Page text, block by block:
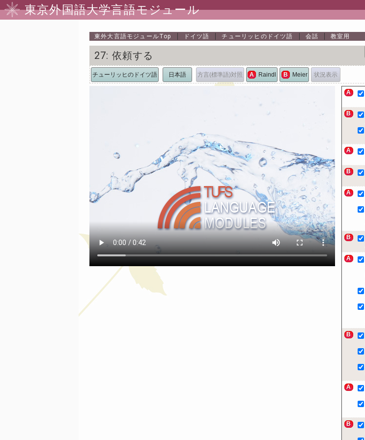
東京外国語大学言語モジュール
東外大言語モジュールTop ドイツ語 チューリッヒのドイツ語 会話 教室用
27: 依頼する
状況表示
チューリッヒのドイツ語 日本語 方言(標準語)対照 A Raindl B Meier
A
B
A
B
A
B
A
B
A
B